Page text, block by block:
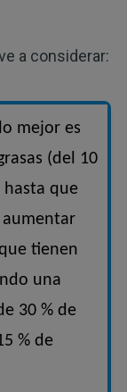
a considerar:
mejor es
(del 10
hasta que
aumentar
tienen
una
30 % de
% de